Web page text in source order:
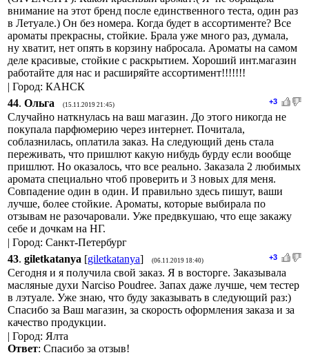
внимание на этот бренд после единственного теста, один раз
в Летуале.) Он без номера. Когда будет в ассортименте? Все
ароматы прекрасны, стойкие. Брала уже много раз, думала,
ну хватит, нет опять в корзину набросала. Ароматы на самом
деле красивые, стойкие с раскрытием. Хороший инт.магазин
работайте для нас и расширяйте ассортимент!!!!!!!
| Город: КАНСК
+3
44. Ольга (15.11.2019 21:45)
Случайно наткнулась на ваш магазин. До этого никогда не
покупала парфюмерию через интернет. Почитала,
соблазнилась, оплатила заказ. На следующий день стала
переживать, что пришлют какую нибудь бурду если вообще
пришлют. Но оказалось, что все реально. Заказала 2 любимых
аромата специально чтоб проверить и 3 новых для меня.
Совпадение один в один. И правильно здесь пишут, ваши
лучше, более стойкие. Ароматы, которые выбирала по
отзывам не разочаровали. Уже предвкушаю, что еще закажу
себе и дочкам на НГ.
| Город: Санкт-Петербург
+3
43. giletkatanya [giletkatanya] (06.11.2019 18:40)
Сегодня и я получила свой заказ. Я в восторге. Заказывала
масляные духи Narciso Poudree. Запах даже лучше, чем тестер
в лэтуале. Уже знаю, что буду заказывать в следующий раз:)
Спасибо за Ваш магазин, за скорость оформления заказа и за
качество продукции.
| Город: Ялта
Ответ: Спасибо за отзыв!